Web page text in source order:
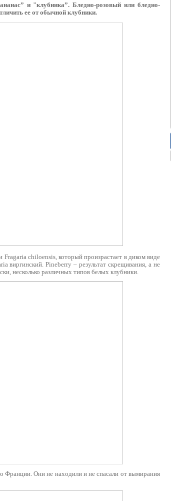
и "клубника”.Бледно-розовый или бледно-
ее от обычной клубники.
chiloensis, который произрастает в диком виде
виргинский. Pineberry – результат скрещивания, а не
несколько различных типов белых клубники.
Франции. Они не находили и не спасали от вымирания